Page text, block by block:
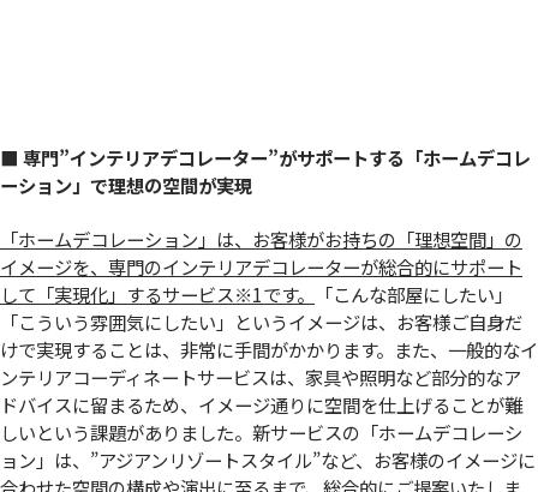
■ 専門”インテリアデコレーター”がサポートする「ホームデコレ
ーション」で理想の空間が実現
「ホームデコレーション」は、お客様がお持ちの「理想空間」の
イメージを、専門のインテリアデコレーターが総合的にサポート
して「実現化」するサービス※1です。
「こんな部屋にしたい」
「こういう雰囲気にしたい」というイメージは、お客様ご自身だ
けで実現することは、非常に手間がかかります。また、一般的なイ
ンテリアコーディネートサービスは、家具や照明など部分的なア
ドバイスに留まるため、イメージ通りに空間を仕上げることが難
しいという課題がありました。新サービスの「ホームデコレーシ
ョン」は、”アジアンリゾートスタイル”など、お客様のイメージに